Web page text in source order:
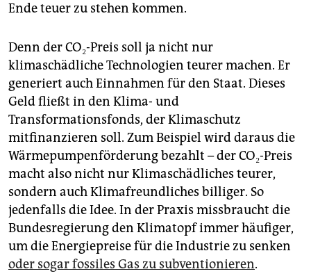
Ende teuer zu stehen kommen.
Denn der CO₂-Preis soll ja nicht nur
klimaschädliche Technologien teurer machen. Er
generiert auch Einnahmen für den Staat. Dieses
Geld fließt in den Klima- und
Transformationsfonds, der Klimaschutz
mitfinanzieren soll. Zum Beispiel wird daraus die
Wärmepumpenförderung bezahlt – der CO₂-Preis
macht also nicht nur Klimaschädliches teurer,
sondern auch Klimafreundliches billiger. So
jedenfalls die Idee. In der Praxis missbraucht die
Bundesregierung den Klimatopf immer häufiger,
um die Energiepreise für die Industrie zu senken
oder sogar fossiles Gas zu subventionieren.